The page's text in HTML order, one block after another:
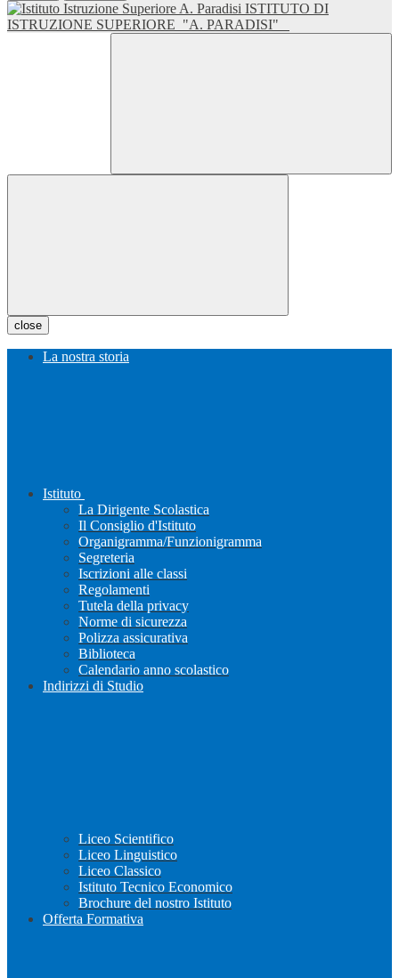
ISTITUTO DI
ISTRUZIONE SUPERIORE "A. PARADISI"
close
La nostra storia
Istituto
La Dirigente Scolastica
Il Consiglio d'Istituto
Organigramma/Funzionigramma
Segreteria
Iscrizioni alle classi
Regolamenti
Tutela della privacy
Norme di sicurezza
Polizza assicurativa
Biblioteca
Calendario anno scolastico
Indirizzi di Studio
Liceo Scientifico
Liceo Linguistico
Liceo Classico
Istituto Tecnico Economico
Brochure del nostro Istituto
Offerta Formativa